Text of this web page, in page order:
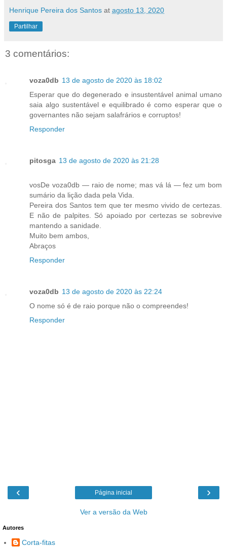
Henrique Pereira dos Santos at agosto 13, 2020
Partilhar
3 comentários:
voza0db 13 de agosto de 2020 às 18:02
Esperar que do degenerado e insustentável animal umano
saia algo sustentável e equilibrado é como esperar que o
governantes não sejam salafrários e corruptos!
Responder
pitosga 13 de agosto de 2020 às 21:28
vosDe voza0db — raio de nome; mas vá lá — fez um bom
sumário da lição dada pela Vida.
Pereira dos Santos tem que ter mesmo vivido de certezas.
E não de palpites. Só apoiado por certezas se sobrevive
mantendo a sanidade.
Muito bem ambos,
Abraços
Responder
voza0db 13 de agosto de 2020 às 22:24
O nome só é de raio porque não o compreendes!
Responder
‹ ›
Página inicial
Ver a versão da Web
Autores
Corta-fitas